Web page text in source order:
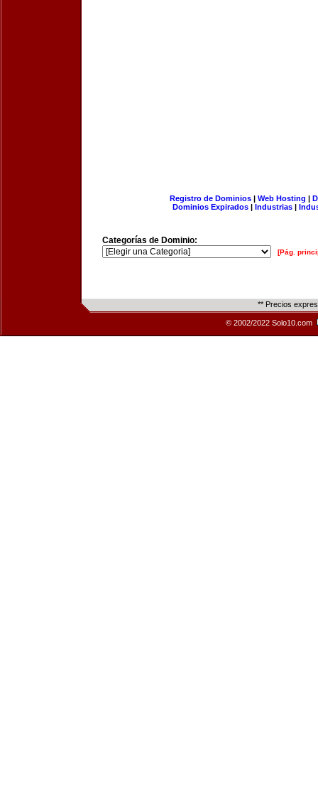
Registro de Dominios| Web Hosting |
Dominios Expirados | Industrias |
Categorías de Dominio:
[Pág.
** Precios
© 2002/2022 Solo10.com